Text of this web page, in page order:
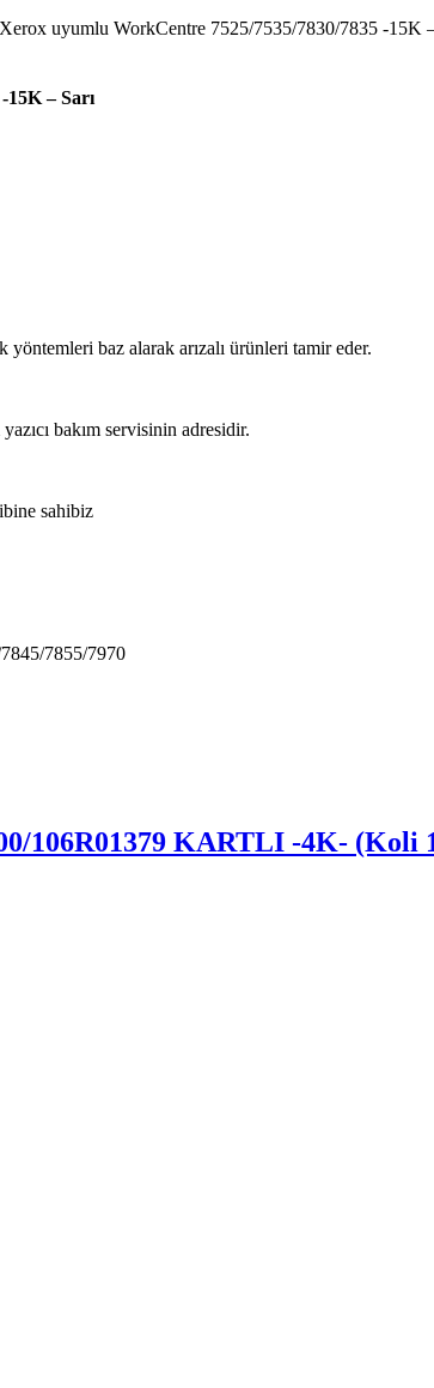
uyumlu WorkCentre 7525/7535/7830/7835 -15K –
– Sarı
baz alarak arızalı ürünleri tamir eder.
bakım servisinin adresidir.
sahibiz
7855/7970
106R01379 KARTLI -4K- (Koli